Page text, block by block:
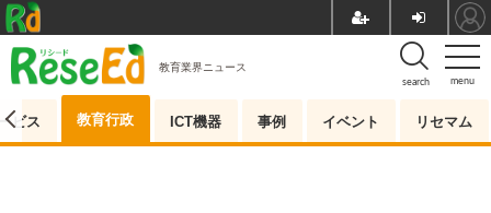
menu
search
教育業界ニュース
ビス 教育行政 ICT機器 事例 イベント リセマム